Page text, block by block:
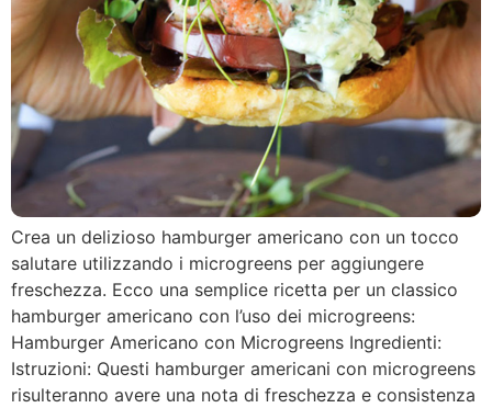
Crea un delizioso hamburger americano con un tocco
salutare utilizzando i microgreens per aggiungere
freschezza. Ecco una semplice ricetta per un classico
hamburger americano con l’uso dei microgreens:
Hamburger Americano con Microgreens Ingredienti:
Istruzioni: Questi hamburger americani con microgreens
risulteranno avere una nota di freschezza e consistenza